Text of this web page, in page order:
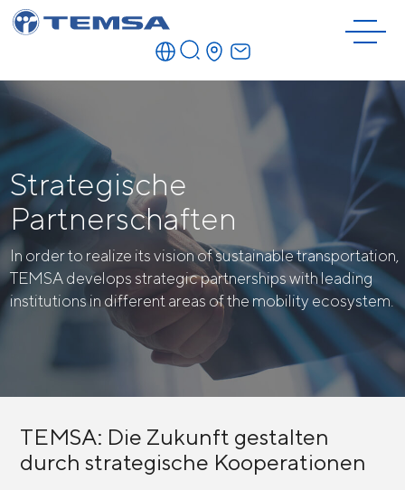
Strategische
Partnerschaften
In order to realize its vision of sustainable transportation,
TEMSA develops strategic partnerships with leading
institutions in different areas of the mobility ecosystem.
TEMSA: Die Zukunft gestalten
durch strategische Kooperationen